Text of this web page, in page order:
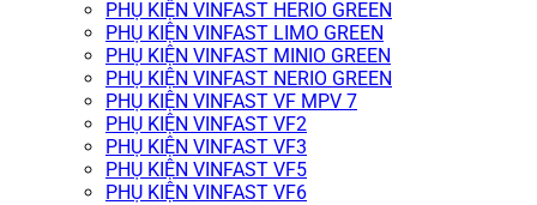
PHỤ KIỆN VINFAST HERIO GREEN
PHỤ KIỆN VINFAST LIMO GREEN
PHỤ KIỆN VINFAST MINIO GREEN
PHỤ KIỆN VINFAST NERIO GREEN
PHỤ KIỆN VINFAST VF MPV 7
PHỤ KIỆN VINFAST VF2
PHỤ KIỆN VINFAST VF3
PHỤ KIỆN VINFAST VF5
PHỤ KIỆN VINFAST VF6